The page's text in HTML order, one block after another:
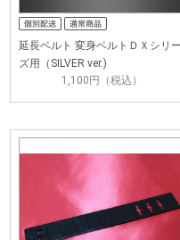
延長ベルト 変身ベルトＤＸシリー
ズ用（SILVER ver.)
1,100円（税込）